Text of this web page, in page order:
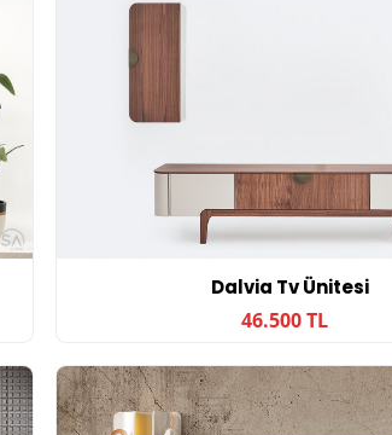
Dalvia Tv Ünitesi
46.500 TL